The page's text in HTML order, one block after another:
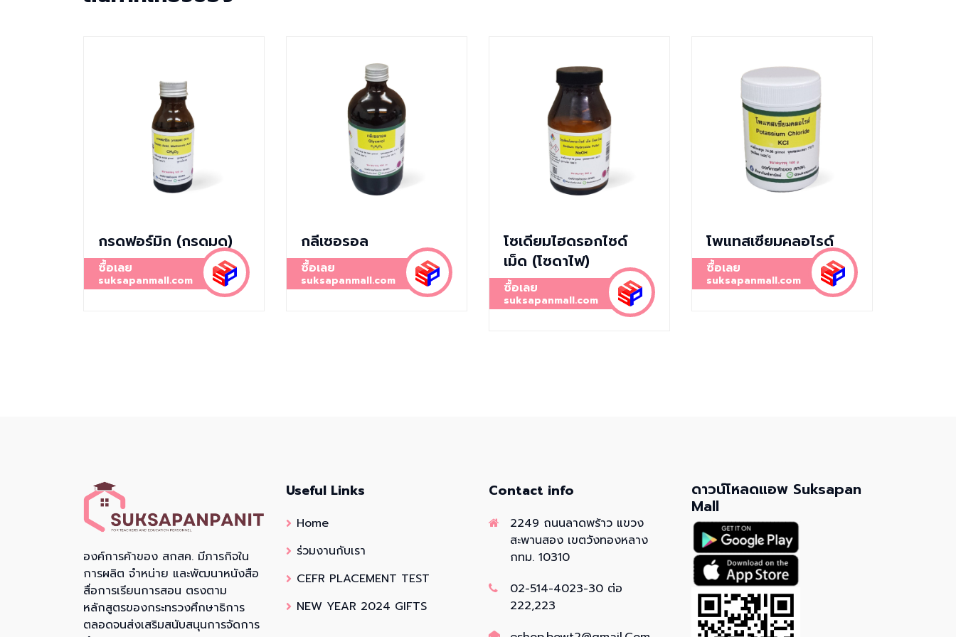
กรดฟอร์มิก (กรดมด)
ซื้อเลย
suksapanmall.com
กลีเซอรอล
ซื้อเลย
suksapanmall.com
โซเดียมไฮดรอกไซด์
เม็ด (โซดาไฟ)
ซื้อเลย
suksapanmall.com
โพแทสเซียมคลอไรด์
ซื้อเลย
suksapanmall.com
องค์การค้าของ สกสค. มีภารกิจใน
การผลิต จำหน่าย และพัฒนาหนังสือ
สื่อการเรียนการสอน ตรงตาม
หลักสูตรของกระทรวงศึกษาธิการ
ตลอดจนส่งเสริมสนับสนุนการจัดการ
Useful Links
Home
ร่วมงานกับเรา
CEFR PLACEMENT TEST
NEW YEAR 2024 GIFTS
Contact info
2249 ถนนลาดพร้าว แขวง
สะพานสอง เขตวังทองหลาง
กทม. 10310
02-514-4023-30 ต่อ
222,223
ดาวน์โหลดแอพ Suksapan
Mall